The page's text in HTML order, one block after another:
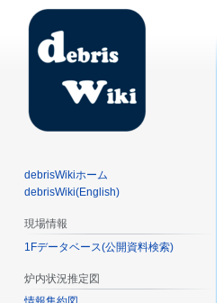
debrisWikiホーム
debrisWiki(English)
現場情報
1Fデータベース(公開資料検索)
炉内状況推定図